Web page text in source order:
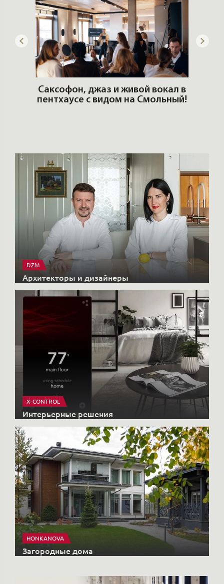
Саксофон, джаз и живой вокал в
пентхаусе с видом на Смольный!
DZM
Архитекторы и дизайнеры
X-CONTROL
Интерьерные решения
HONKANOVA
Загородные дома